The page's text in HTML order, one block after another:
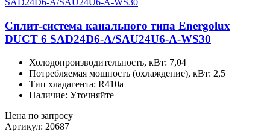
Сплит-система канального типа Energolux
DUCT 6 SAD24D6-A/SAU24U6-A-WS30
Холодопроизводительность, кВт: 7,04
Потребляемая мощность (охлаждение), кВт: 2,5
Тип хладагента: R410a
Наличие: Уточняйте
Цена по запросу
Артикул: 20687